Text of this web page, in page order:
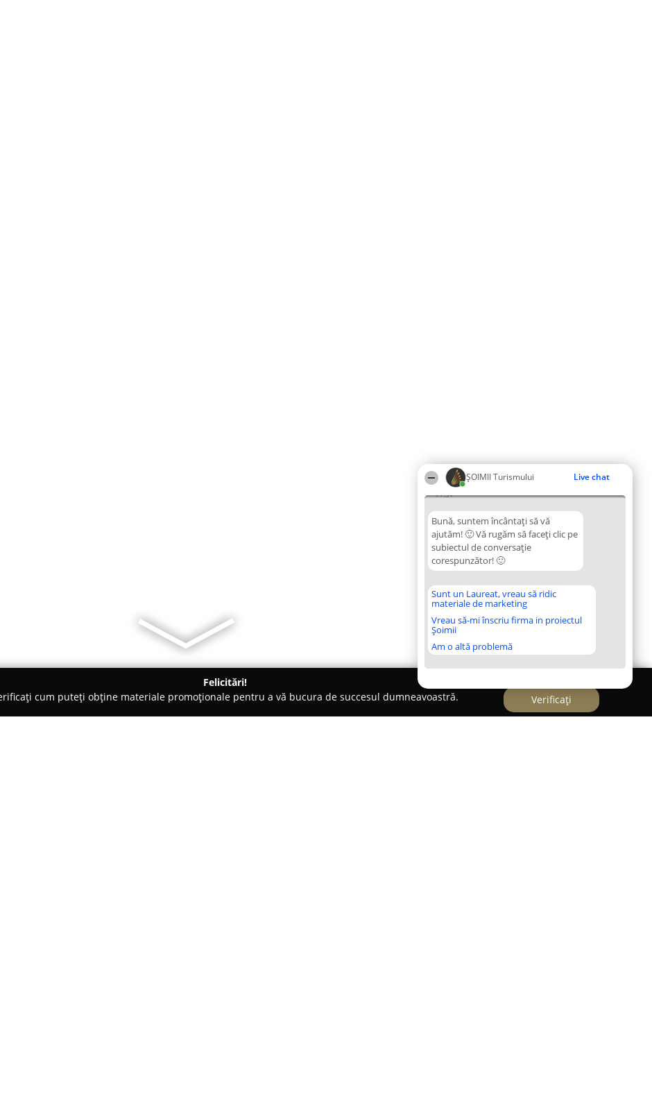
ȘOIMII Turismului Live chat
11:37
Bună, suntem încântați să vă
ajutăm! 🙂 Vă rugăm să faceți clic pe
subiectul de conversație
corespunzător! 🙂
Sunt un Laureat, vreau să ridic
materiale de marketing
Vreau să-mi înscriu firma in proiectul
Șoimii
Am o altă problemă
Felicitări!
cum puteți obține materiale promoționale pentru a vă bucura de succesul dumneavoastră.
Verificați